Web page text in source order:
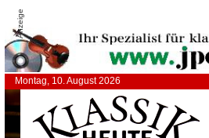
Anzeige
Montag, 10. August 2026